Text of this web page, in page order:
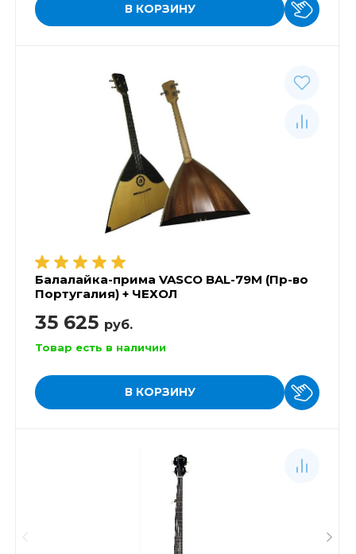
В КОРЗИНУ
Балалайка-прима VASCO BAL-79M (Пр-во
Португалия) + ЧЕХОЛ
35 625 руб.
Товар есть в наличии
В КОРЗИНУ